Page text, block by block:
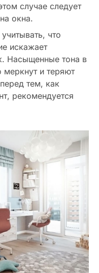
случае следует
окна.
что
искажает
Насыщенные тона в
меркнут и теряют
тем, как
рекомендуется